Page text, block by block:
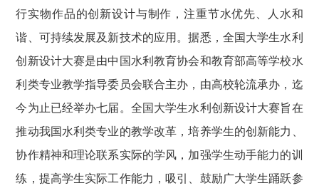
行实物作品的创新设计与制作，注重节水优先、人水和
谐、可持续发展及新技术的应用。据悉，全国大学生水利
创新设计大赛是由中国水利教育协会和教育部高等学校水
利类专业教学指导委员会联合主办，由高校轮流承办，迄
今为止已经举办七届。全国大学生水利创新设计大赛旨在
推动我国水利类专业的教学改革，培养学生的创新能力、
协作精神和理论联系实际的学风，加强学生动手能力的训
练，提高学生实际工作能力，吸引、鼓励广大学生踊跃参